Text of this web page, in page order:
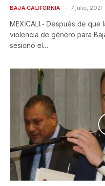
BAJA CALIFORNIA 7 julio, 2021
MEXICALI.- Después de que
violencia de género para
sesionó el…